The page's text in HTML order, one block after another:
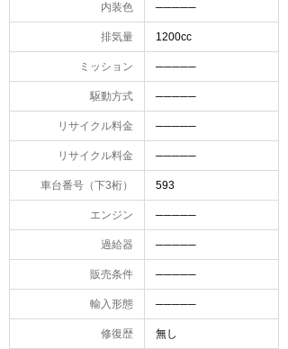
内装色 ─────
排気量 1200cc
ミッション ─────
駆動方式 ─────
リサイクル料金 ─────
リサイクル料金 ─────
車台番号（下3桁） 593
エンジン ─────
過給器 ─────
販売条件 ─────
輸入形態 ─────
修復歴 無し